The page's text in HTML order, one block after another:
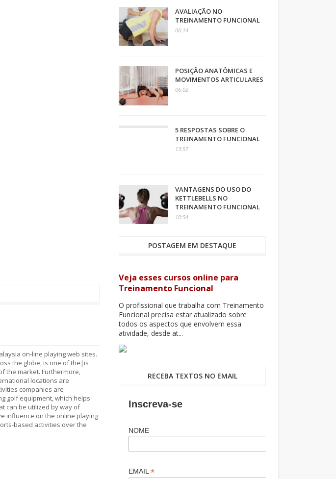
on-line playing web sites.
the globe, is one of the|is
the market. Furthermore,
locations are
companies are
golf equipment, which helps
can be utilized by way of
influence on the online playing
based activities over the
AVALIAÇÃO NO
TREINAMENTO FUNCIONAL
06:14
POSIÇÃO ANATÔMICAS E
MOVIMENTOS ARTICULARES
06:02
5 RESPOSTAS SOBRE O
TREINAMENTO FUNCIONAL
13:57
VANTAGENS DO USO DO
KETTLEBELLS NO
TREINAMENTO FUNCIONAL
10:54
POSTAGEM EM DESTAQUE
Veja esses cursos online para
Treinamento Funcional
O profissional que trabalha com Treinamento
Funcional precisa estar atualizado sobre
todos os aspectos que envolvem essa
atividade, desde at...
RECEBA TEXTOS NO EMAIL
Inscreva-se
NOME
EMAIL *